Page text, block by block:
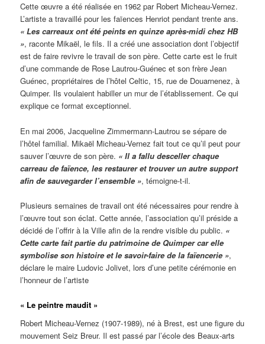
Cette œuvre a été réalisée en 1962 par Robert Micheau-Vernez.
L’artiste a travaillé pour les faïences Henriot pendant trente ans.
« Les carreaux ont été peints en quinze après-midi chez HB
», raconte Mikaël, le fils. Il a créé une association dont l’objectif
est de faire revivre le travail de son père. Cette carte est le fruit
d’une commande de Rose Lautrou-Guénec et son frère Jean
Guénec, propriétaires de l’hôtel Celtic, 15, rue de Douarnenez, à
Quimper. Ils voulaient habiller un mur de l’établissement. Ce qui
explique ce format exceptionnel.
En mai 2006, Jacqueline Zimmermann-Lautrou se sépare de
l’hôtel familial. Mikaël Micheau-Vernez fait tout ce qu’il peut pour
sauver l’œuvre de son père. « Il a fallu desceller chaque
carreau de faïence, les restaurer et trouver un autre support
afin de sauvegarder l’ensemble », témoigne-t-il.
Plusieurs semaines de travail ont été nécessaires pour rendre à
l’œuvre tout son éclat. Cette année, l’association qu’il préside a
décidé de l’offrir à la Ville afin de la rendre visible du public. «
Cette carte fait partie du patrimoine de Quimper car elle
symbolise son histoire et le savoir-faire de la faïencerie »,
déclare le maire Ludovic Jolivet, lors d’une petite cérémonie en
l’honneur de l’artiste
« Le peintre maudit »
Robert Micheau-Vernez (1907-1989), né à Brest, est une figure du
mouvement Seiz Breur. Il est passé par l’école des Beaux-arts